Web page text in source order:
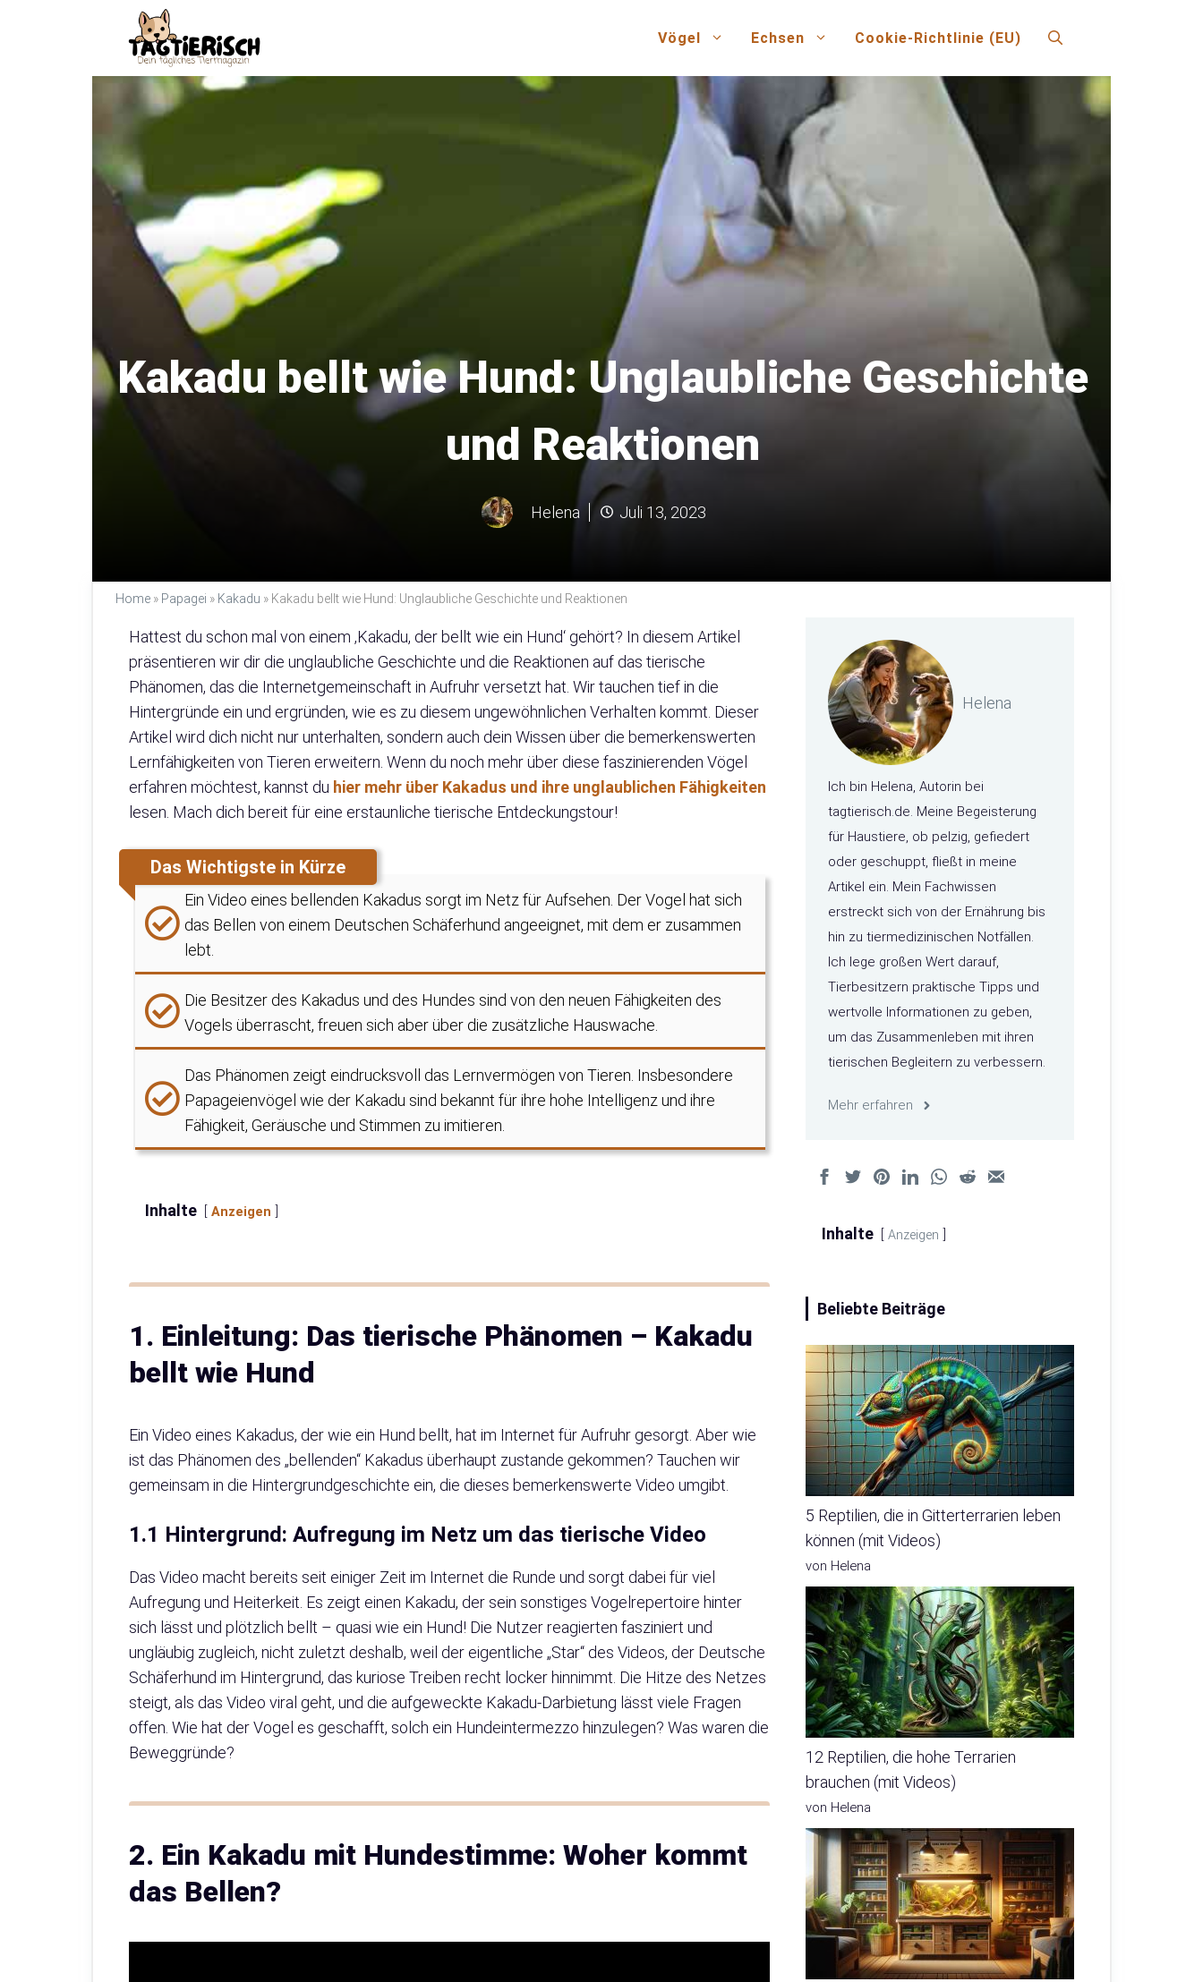
Vögel Echsen Cookie-Richtlinie (EU)
Kakadu bellt wie Hund: Unglaubliche Geschichte
und Reaktionen
Helena Juli 13, 2023
Home » Papagei » Kakadu » Kakadu bellt wie Hund: Unglaubliche Geschichte und Reaktionen
Hattest du schon mal von einem ‚Kakadu, der bellt wie ein Hund‘ gehört? In diesem Artikel
präsentieren wir dir die unglaubliche Geschichte und die Reaktionen auf das tierische
Phänomen, das die Internetgemeinschaft in Aufruhr versetzt hat. Wir tauchen tief in die
Hintergründe ein und ergründen, wie es zu diesem ungewöhnlichen Verhalten kommt. Dieser
Artikel wird dich nicht nur unterhalten, sondern auch dein Wissen über die bemerkenswerten
Lernfähigkeiten von Tieren erweitern. Wenn du noch mehr über diese faszinierenden Vögel
erfahren möchtest, kannst du hier mehr über Kakadus und ihre unglaublichen Fähigkeiten
lesen. Mach dich bereit für eine erstaunliche tierische Entdeckungstour!
Das Wichtigste in Kürze
Ein Video eines bellenden Kakadus sorgt im Netz für Aufsehen. Der Vogel hat sich
das Bellen von einem Deutschen Schäferhund angeeignet, mit dem er zusammen
lebt.
Die Besitzer des Kakadus und des Hundes sind von den neuen Fähigkeiten des
Vogels überrascht, freuen sich aber über die zusätzliche Hauswache.
Das Phänomen zeigt eindrucksvoll das Lernvermögen von Tieren. Insbesondere
Papageienvögel wie der Kakadu sind bekannt für ihre hohe Intelligenz und ihre
Fähigkeit, Geräusche und Stimmen zu imitieren.
Inhalte Anzeigen
1. Einleitung: Das tierische Phänomen – Kakadu
bellt wie Hund
Ein Video eines Kakadus, der wie ein Hund bellt, hat im Internet für Aufruhr gesorgt. Aber wie
ist das Phänomen des „bellenden“ Kakadus überhaupt zustande gekommen? Tauchen wir
gemeinsam in die Hintergrundgeschichte ein, die dieses bemerkenswerte Video umgibt.
1.1 Hintergrund: Aufregung im Netz um das tierische Video
Das Video macht bereits seit einiger Zeit im Internet die Runde und sorgt dabei für viel
Aufregung und Heiterkeit. Es zeigt einen Kakadu, der sein sonstiges Vogelrepertoire hinter
sich lässt und plötzlich bellt – quasi wie ein Hund! Die Nutzer reagierten fasziniert und
ungläubig zugleich, nicht zuletzt deshalb, weil der eigentliche „Star“ des Videos, der Deutsche
Schäferhund im Hintergrund, das kuriose Treiben recht locker hinnimmt. Die Hitze des Netzes
steigt, als das Video viral geht, und die aufgeweckte Kakadu-Darbietung lässt viele Fragen
offen. Wie hat der Vogel es geschafft, solch ein Hundeintermezzo hinzulegen? Was waren die
Beweggründe?
2. Ein Kakadu mit Hundestimme: Woher kommt
das Bellen?
Helena
Ich bin Helena, Autorin bei
tagtierisch.de. Meine Begeisterung
für Haustiere, ob pelzig, gefiedert
oder geschuppt, fließt in meine
Artikel ein. Mein Fachwissen
erstreckt sich von der Ernährung bis
hin zu tiermedizinischen Notfällen.
Ich lege großen Wert darauf,
Tierbesitzern praktische Tipps und
wertvolle Informationen zu geben,
um das Zusammenleben mit ihren
tierischen Begleitern zu verbessern.
Mehr erfahren
Inhalte Anzeigen
Beliebte Beiträge
5 Reptilien, die in Gitterterrarien leben
können (mit Videos)
von Helena
12 Reptilien, die hohe Terrarien
brauchen (mit Videos)
von Helena